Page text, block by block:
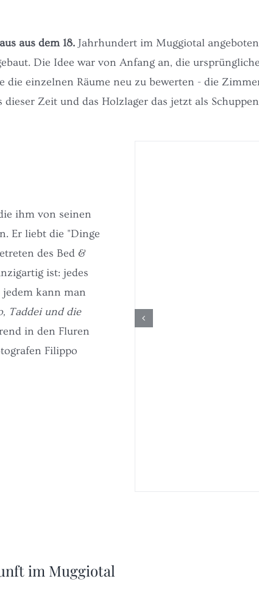
aus dem 18.Jahrhundert im Muggiotal
Die Idee war von Anfang an, die
einzelnen Räume neu zu bewerten - die
Zeit und das Holzlager das jetzt als
ihm von seinen
Er liebt die "Dinge
des Bed &
ist: jedes
kann man
Taddei und die
in den Fluren
Filippo
im Muggiotal